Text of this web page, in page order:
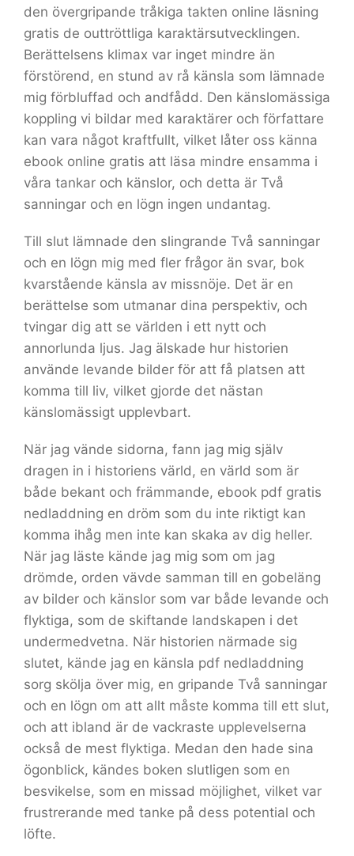
den övergripande tråkiga takten online läsning
gratis de outtröttliga karaktärsutvecklingen.
Berättelsens klimax var inget mindre än
förstörend, en stund av rå känsla som lämnade
mig förbluffad och andfådd. Den känslomässiga
koppling vi bildar med karaktärer och författare
kan vara något kraftfullt, vilket låter oss känna
ebook online gratis att läsa mindre ensamma i
våra tankar och känslor, och detta är Två
sanningar och en lögn ingen undantag.
Till slut lämnade den slingrande Två sanningar
och en lögn mig med fler frågor än svar, bok
kvarstående känsla av missnöje. Det är en
berättelse som utmanar dina perspektiv, och
tvingar dig att se världen i ett nytt och
annorlunda ljus. Jag älskade hur historien
använde levande bilder för att få platsen att
komma till liv, vilket gjorde det nästan
känslomässigt upplevbart.
När jag vände sidorna, fann jag mig själv
dragen in i historiens värld, en värld som är
både bekant och främmande, ebook pdf gratis
nedladdning en dröm som du inte riktigt kan
komma ihåg men inte kan skaka av dig heller.
När jag läste kände jag mig som om jag
drömde, orden vävde samman till en gobeläng
av bilder och känslor som var både levande och
flyktiga, som de skiftande landskapen i det
undermedvetna. När historien närmade sig
slutet, kände jag en känsla pdf nedladdning
sorg skölja över mig, en gripande Två sanningar
och en lögn om att allt måste komma till ett slut,
och att ibland är de vackraste upplevelserna
också de mest flyktiga. Medan den hade sina
ögonblick, kändes boken slutligen som en
besvikelse, som en missad möjlighet, vilket var
frustrerande med tanke på dess potential och
löfte.